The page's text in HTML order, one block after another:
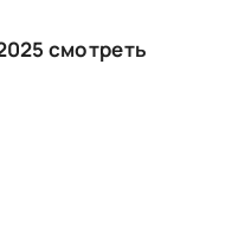
смотреть